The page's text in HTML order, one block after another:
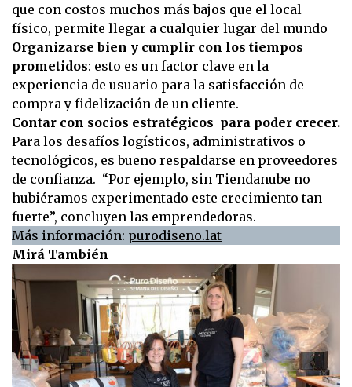
que con costos muchos más bajos que el local
físico, permite llegar a cualquier lugar del mundo
Organizarse bien y cumplir con los tiempos
prometidos: esto es un factor clave en la
experiencia de usuario para la satisfacción de
compra y fidelización de un cliente.
Contar con socios estratégicos para poder crecer.
Para los desafíos logísticos, administrativos o
tecnológicos, es bueno respaldarse en proveedores
de confianza. “Por ejemplo, sin Tiendanube no
hubiéramos experimentado este crecimiento tan
fuerte”, concluyen las emprendedoras.
Más información: purodiseno.lat
Mirá También